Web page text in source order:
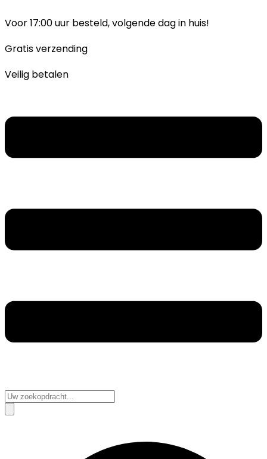
naar
Voor 17:00 uur besteld, volgende dag in huis!
Gratis verzending
Veilig betalen
Search
...